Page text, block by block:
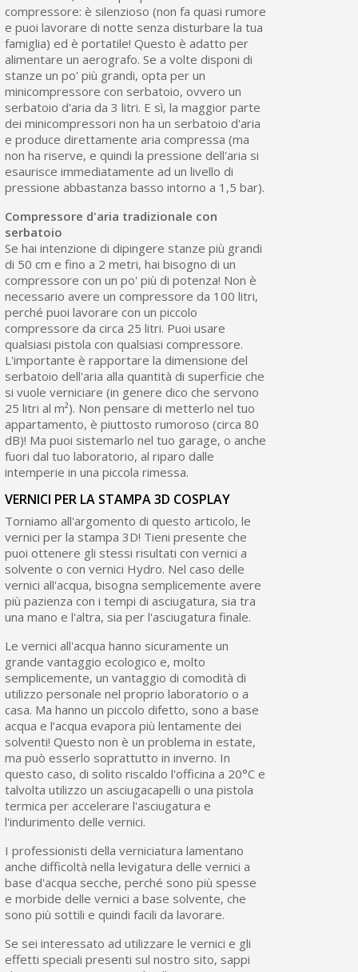
compressore: è silenzioso (non fa quasi rumore
e puoi lavorare di notte senza disturbare la tua
famiglia) ed è portatile! Questo è adatto per
alimentare un aerografo. Se a volte disponi di
stanze un po' più grandi, opta per un
minicompressore con serbatoio, ovvero un
serbatoio d'aria da 3 litri. E sì, la maggior parte
dei minicompressori non ha un serbatoio d'aria
e produce direttamente aria compressa (ma
non ha riserve, e quindi la pressione dell'aria si
esaurisce immediatamente ad un livello di
pressione abbastanza basso intorno a 1,5 bar).
Compressore d'aria tradizionale con
serbatoio
Se hai intenzione di dipingere stanze più grandi
di 50 cm e fino a 2 metri, hai bisogno di un
compressore con un po' più di potenza! Non è
necessario avere un compressore da 100 litri,
perché puoi lavorare con un piccolo
compressore da circa 25 litri. Puoi usare
qualsiasi pistola con qualsiasi compressore.
L'importante è rapportare la dimensione del
serbatoio dell'aria alla quantità di superficie che
si vuole verniciare (in genere dico che servono
25 litri al m²). Non pensare di metterlo nel tuo
appartamento, è piuttosto rumoroso (circa 80
dB)! Ma puoi sistemarlo nel tuo garage, o anche
fuori dal tuo laboratorio, al riparo dalle
intemperie in una piccola rimessa.
VERNICI PER LA STAMPA 3D COSPLAY
Torniamo all'argomento di questo articolo, le
vernici per la stampa 3D! Tieni presente che
puoi ottenere gli stessi risultati con vernici a
solvente o con vernici Hydro. Nel caso delle
vernici all'acqua, bisogna semplicemente avere
più pazienza con i tempi di asciugatura, sia tra
una mano e l'altra, sia per l'asciugatura finale.
Le vernici all'acqua hanno sicuramente un
grande vantaggio ecologico e, molto
semplicemente, un vantaggio di comodità di
utilizzo personale nel proprio laboratorio o a
casa. Ma hanno un piccolo difetto, sono a base
acqua e l’acqua evapora più lentamente dei
solventi! Questo non è un problema in estate,
ma può esserlo soprattutto in inverno. In
questo caso, di solito riscaldo l'officina a 20°C e
talvolta utilizzo un asciugacapelli o una pistola
termica per accelerare l'asciugatura e
l'indurimento delle vernici.
I professionisti della verniciatura lamentano
anche difficoltà nella levigatura delle vernici a
base d'acqua secche, perché sono più spesse
e morbide delle vernici a base solvente, che
sono più sottili e quindi facili da lavorare.
Se sei interessato ad utilizzare le vernici e gli
effetti speciali presenti sul nostro sito, sappi